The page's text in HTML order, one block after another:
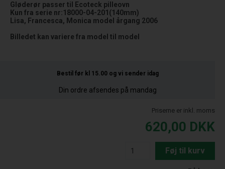
Gløderør passer til Ecoteck pilleovn
Kun fra serie nr:18000-04-201(140mm)
Lisa, Francesca, Monica model årgang 2006
Billedet kan variere fra model til model
Bestil før kl 15.00 og vi sender idag
Din ordre afsendes på mandag
Priserne er inkl. moms
620,00 DKK
Føj til kurv